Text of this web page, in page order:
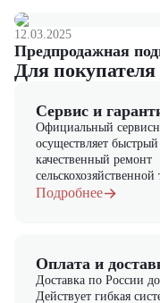
12.03.2025
Предпродажная
Для покупателя
Сервис и
Официальный
осуществляет
качественный ремонт
сельскохозяйственной
Подробнее
Оплата и
Доставка по России
Действует гибкая